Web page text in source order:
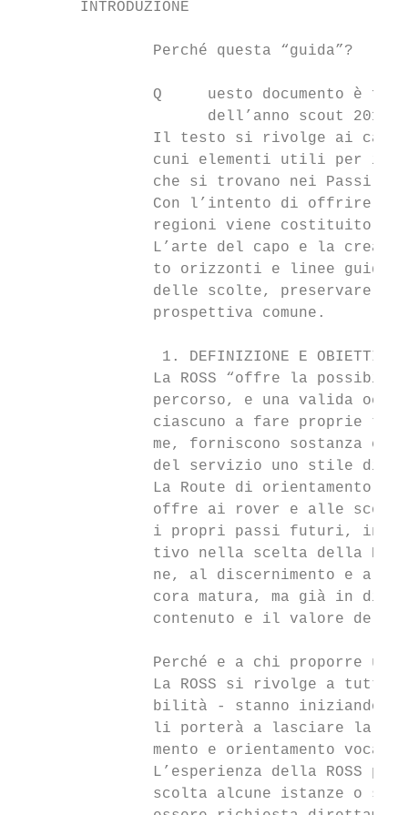
       INTRODUZIONE
               Perché questa “guida”?
Q     uesto documento è
dell’anno scout
Il testo si rivolge ai
cuni elementi utili per il
che si trovano nei Passi di
Con l’intento di offrire
regioni viene costituito
L’arte del capo e la
to orizzonti e linee guida
delle scolte, preservare
               prospettiva comune.
                1. DEFINIZIONE E OBIETTIVI
La ROSS “offre la
percorso, e una valida
ciascuno a fare proprie
me, forniscono sostanza e
del servizio uno stile di
La Route di orientamento
offre ai rover e alle
i propri passi futuri,
tivo nella scelta della
ne, al discernimento e
cora matura, ma già in
contenuto e il valore
Perché e a chi proporre una
La ROSS si rivolge a tutti
bilità - stanno iniziando
li porterà a lasciare la
mento e orientamento
L’esperienza della ROSS
scolta alcune istanze o